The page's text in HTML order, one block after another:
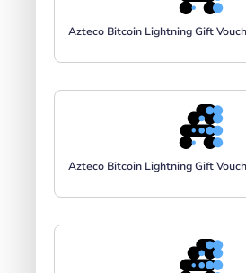
Azteco Bitcoin Lightning Gift
Azteco Bitcoin Lightning Gift